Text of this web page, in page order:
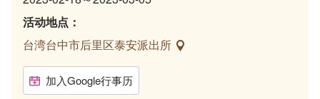
活动地点：
台湾台中市后里区泰安派出所
加入Google行事历